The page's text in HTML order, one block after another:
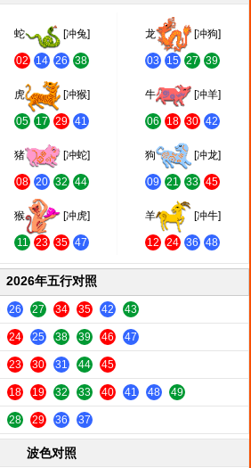
蛇 [冲兔]
02 14 26 38
龙 [冲狗]
03 15 27 39
虎 [冲猴]
05 17 29 41
牛 [冲羊]
06 18 30 42
猪 [冲蛇]
08 20 32 44
狗 [冲龙]
09 21 33 45
猴 [冲虎]
11 23 35 47
羊 [冲牛]
12 24 36 48
2026年五行对照
26 27 34 35 42 43
24 25 38 39 46 47
23 30 31 44 45
18 19 32 33 40 41 48 49
28 29 36 37
波色对照